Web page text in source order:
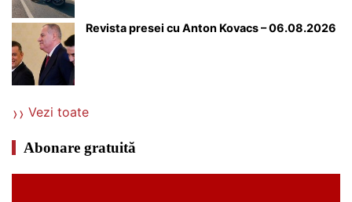
Revista presei cu Anton Kovacs – 06.08.2026
Vezi toate
Abonare gratuită